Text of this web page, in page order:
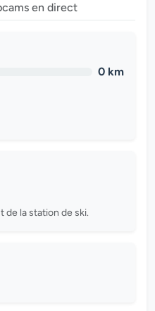
en direct
0 km
de la station de ski.